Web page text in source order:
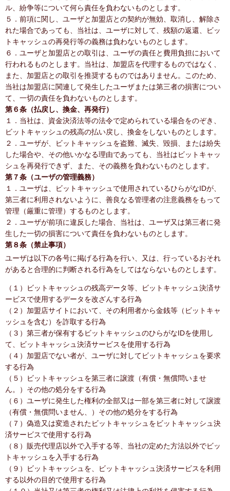
ル、紛争等について何ら責任を負わないものとします。
５．前項に関し、ユーザと加盟店との契約が無効、取消し、解除さ
れた場合であっても、当社は、ユーザに対して、残額の返還、ビッ
トキャッシュの再発行等の義務は負わないものとします。
６．ユーザと加盟店との取引は、ユーザの責任と費用負担において
行われるものとします。当社は、加盟店を代理するものではなく、
また、加盟店との取引を推奨するものではありません。このため、
当社は加盟店に関連して発生したユーザまたは第三者の損害につい
て、一切の責任を負わないものとします。
第６条（払戻し、換金、再発行）
１．当社は、資金決済法等の法令で定められている場合をのぞき、
ビットキャッシュの残高の払い戻し、換金をしないものとします。
２．ユーザが、ビットキャッシュを盗難、滅失、毀損、または紛失
した場合や、その他いかなる理由であっても、当社はビットキャッ
シュを再発行できず、また、その義務を負わないものとします。
第７条（ユーザの管理義務）
１．ユーザは、ビットキャッシュで使用されているひらがなIDが、
第三者に利用されないように、善良なる管理者の注意義務をもって
管理（厳重に管理）するものとします。
２．ユーザが前項に違反した場合、当社は、ユーザ又は第三者に発
生した一切の損害について責任を負わないものとします。
第８条（禁止事項）
ユーザは以下の各号に掲げる行為を行い、又は、行っているおそれ
があると合理的に判断される行為をしてはならないものとします。
（１）ビットキャッシュの残高データ等、ビットキャッシュ決済サ
ービスで使用するデータを改ざんする行為
（２）加盟店サイトにおいて、その利用者から金銭等（ビットキャ
ッシュを含む）を詐取する行為
（３）第三者が保有するビットキャッシュのひらがなIDを使用し
て、ビットキャッシュ決済サービスを使用する行為
（４）加盟店でない者が、ユーザに対してビットキャッシュを要求
する行為
（５）ビットキャッシュを第三者に譲渡（有償・無償問いませ
ん。）その他の処分をする行為
（６）ユーザに発生した権利の全部又は一部を第三者に対して譲渡
（有償・無償問いません、）その他の処分をする行為
（７）偽造又は変造されたビットキャッシュをビットキャッシュ決
済サービスで使用する行為
（８）販売代理店以外で入手する等、当社の定めた方法以外でビッ
トキャッシュを入手する行為
（９）ビットキャッシュを、ビットキャッシュ決済サービスを利用
する以外の目的で使用する行為